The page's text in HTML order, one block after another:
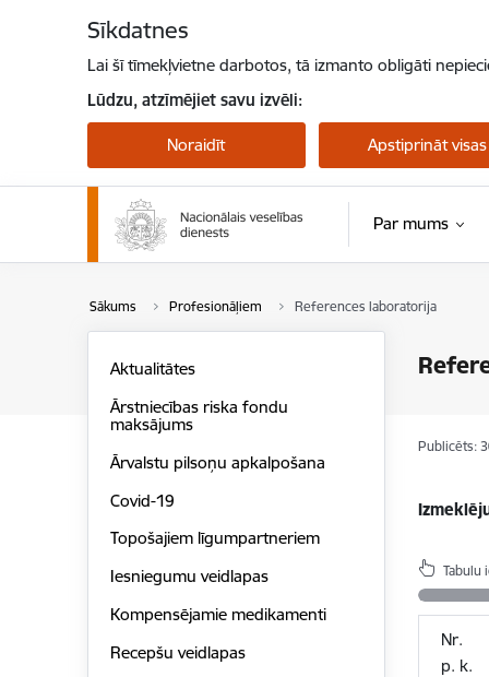
Sīkdatnes
Lai šī tīmekļvietne darbotos, tā izmanto obligāti
Lūdzu, atzīmējiet savu izvēli:
Noraidīt Apstiprināt visas
Par mums
Sākums Profesionāļiem References laboratorija
Aktualitātes
Ārstniecības riska fondu
maksājums
Ārvalstu pilsoņu apkalpošana
Covid-19
Topošajiem līgumpartneriem
Iesniegumu veidlapas
Kompensējamie medikamenti
Recepšu veidlapas
Publicēts:
Tabulu
Nr.
p. k.